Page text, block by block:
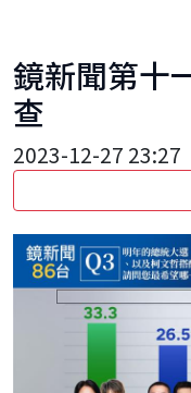
鏡新聞第十
查
2023-12-27 23:27